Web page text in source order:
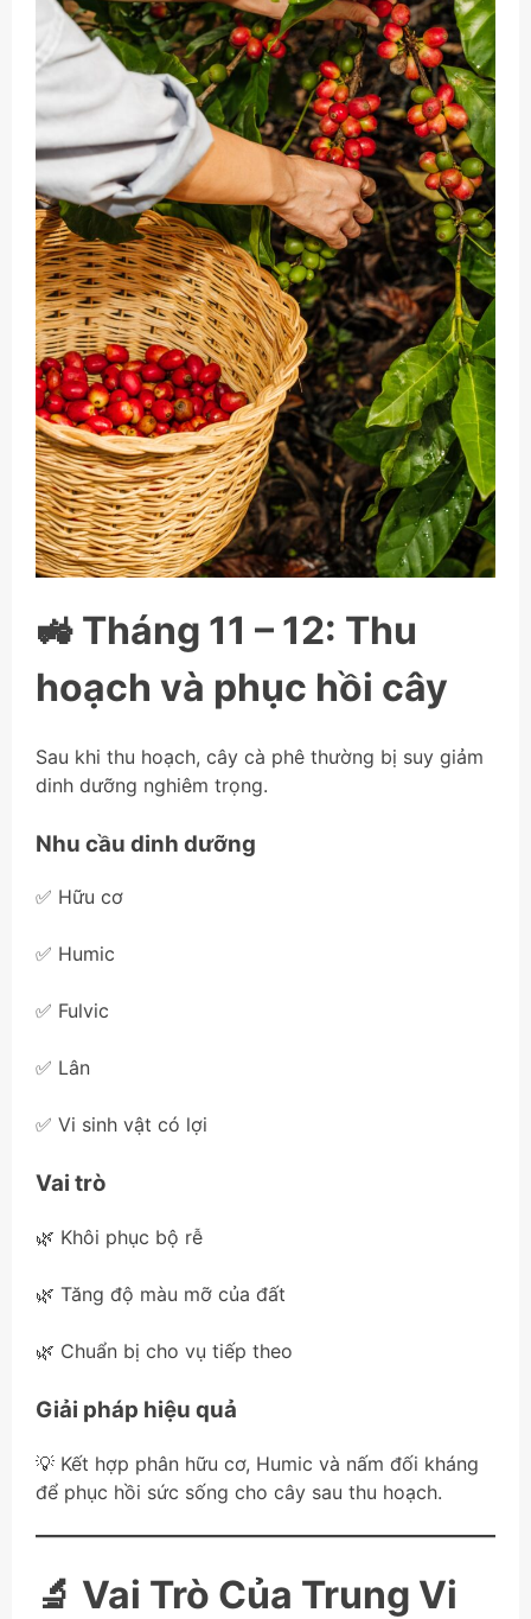
🚜 Tháng 11 – 12: Thu
hoạch và phục hồi cây
Sau khi thu hoạch, cây cà phê thường bị suy giảm
dinh dưỡng nghiêm trọng.
Nhu cầu dinh dưỡng
✅ Hữu cơ
✅ Humic
✅ Fulvic
✅ Lân
✅ Vi sinh vật có lợi
Vai trò
🌿 Khôi phục bộ rễ
🌿 Tăng độ màu mỡ của đất
🌿 Chuẩn bị cho vụ tiếp theo
Giải pháp hiệu quả
💡 Kết hợp phân hữu cơ, Humic và nấm đối kháng
để phục hồi sức sống cho cây sau thu hoạch.
🔬 Vai Trò Của Trung Vi